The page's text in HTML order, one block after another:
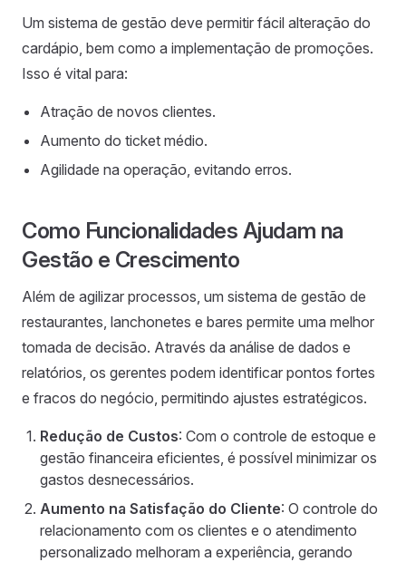
Um sistema de gestão deve permitir fácil alteração do
cardápio, bem como a implementação de promoções.
Isso é vital para:
Atração de novos clientes.
Aumento do ticket médio.
Agilidade na operação, evitando erros.
Como Funcionalidades Ajudam na
Gestão e Crescimento
Além de agilizar processos, um sistema de gestão de
restaurantes, lanchonetes e bares permite uma melhor
tomada de decisão. Através da análise de dados e
relatórios, os gerentes podem identificar pontos fortes
e fracos do negócio, permitindo ajustes estratégicos.
Redução de Custos: Com o controle de estoque e
gestão financeira eficientes, é possível minimizar os
gastos desnecessários.
Aumento na Satisfação do Cliente: O controle do
relacionamento com os clientes e o atendimento
personalizado melhoram a experiência, gerando